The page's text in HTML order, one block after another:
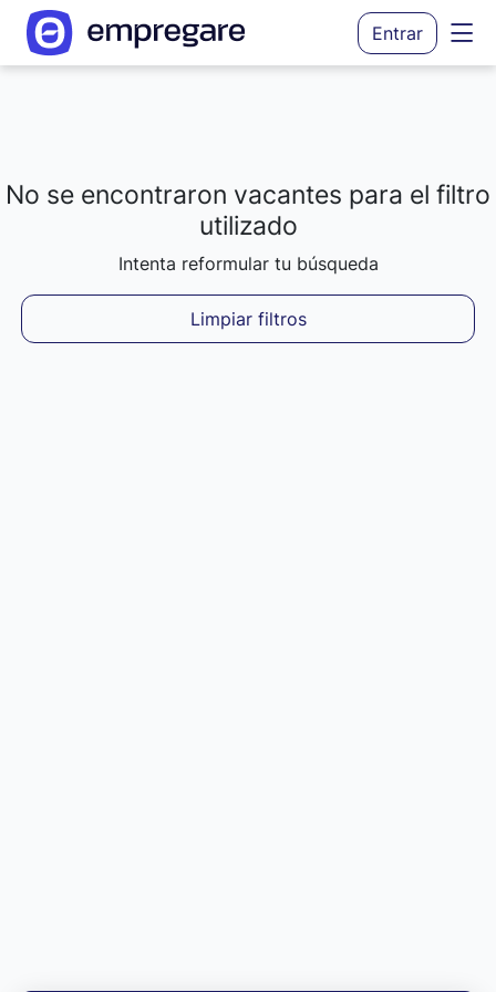
Entrar
Cargando resultados...
No se encontraron vacantes para el filtro
utilizado
Intenta reformular tu búsqueda
Limpiar filtros